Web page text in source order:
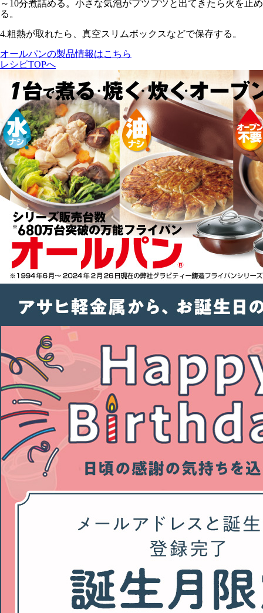
～10分煮詰める。小さな気泡がプツプツと出てきたら火を止め
る。
4.粗熱が取れたら、真空スリムボックスなどで保存する。
オールパンの製品情報はこちら
レシピTOPへ